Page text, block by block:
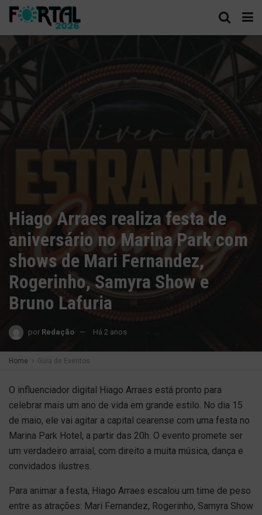
Hiago Arraes realiza festa de
aniversário no Marina Park com
shows de Mari Fernandez,
Rogerinho, Samyra Show e
Bruno Lafuria
por Redação Há 2 anos
Home Guia de Eventos
O influenciador digital Hiago Arraes está pronto para
celebrar mais um ano de vida em grande estilo. No dia 15
de maio, ele vai agitar a capital cearense com uma festa no
Marina Park Hotel, a partir das 20h. O evento promete ser
um verdadeiro arraial, com direito a muita música, dança e
convidados ilustres.
Para animar a festa, Hiago Arraes escalou um time de peso
entre as atrações: Mari Fernandez, Rogerinho, Samyra Show